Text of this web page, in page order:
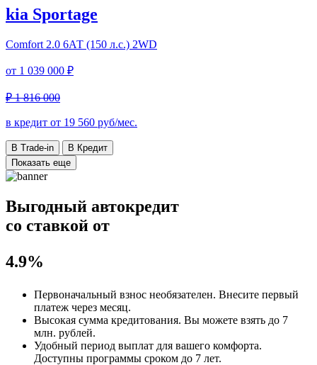
kia Sportage
Comfort 2.0 6АТ (150 л.с.) 2WD
от 1 039 000 ₽
₽ 1 816 000
в кредит от 19 560 руб/мес.
В Trade-in
В Кредит
Показать еще
Выгодный автокредит
со ставкой от
4.9%
Первоначальный взнос необязателен. Внесите первый
платеж через месяц.
Высокая сумма кредитования. Вы можете взять до 7
млн. рублей.
Удобный период выплат для вашего комфорта.
Доступны программы сроком до 7 лет.